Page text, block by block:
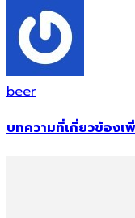
beer
บทความที่เกี่ยวข้องเ